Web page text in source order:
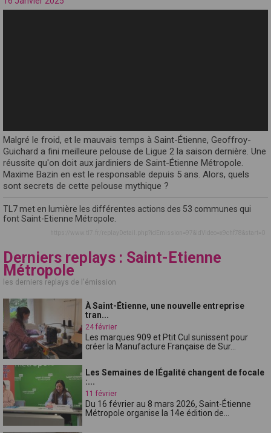
Malgré le froid, et le mauvais temps à Saint-Étienne, Geoffroy-
Guichard a fini meilleure pelouse de Ligue 2 la saison dernière. Une
réussite qu'on doit aux jardiniers de Saint-Étienne Métropole.
Maxime Bazin en est le responsable depuis 5 ans. Alors, quels
sont secrets de cette pelouse mythique ?
TL7 met en lumière les différentes actions des 53 communes qui
font Saint-Etienne Métropole.
Derniers replays : Saint-Etienne
Métropole
les derniers replays de l'émission
À Saint-Étienne, une nouvelle entreprise
tran...
24 février
Les marques 909 et Ptit Cul sunissent pour
créer la Manufacture Française de Sur...
Les Semaines de lÉgalité changent de focale
:...
11 février
Du 16 février au 8 mars 2026, Saint-Étienne
Métropole organise la 14e édition de...